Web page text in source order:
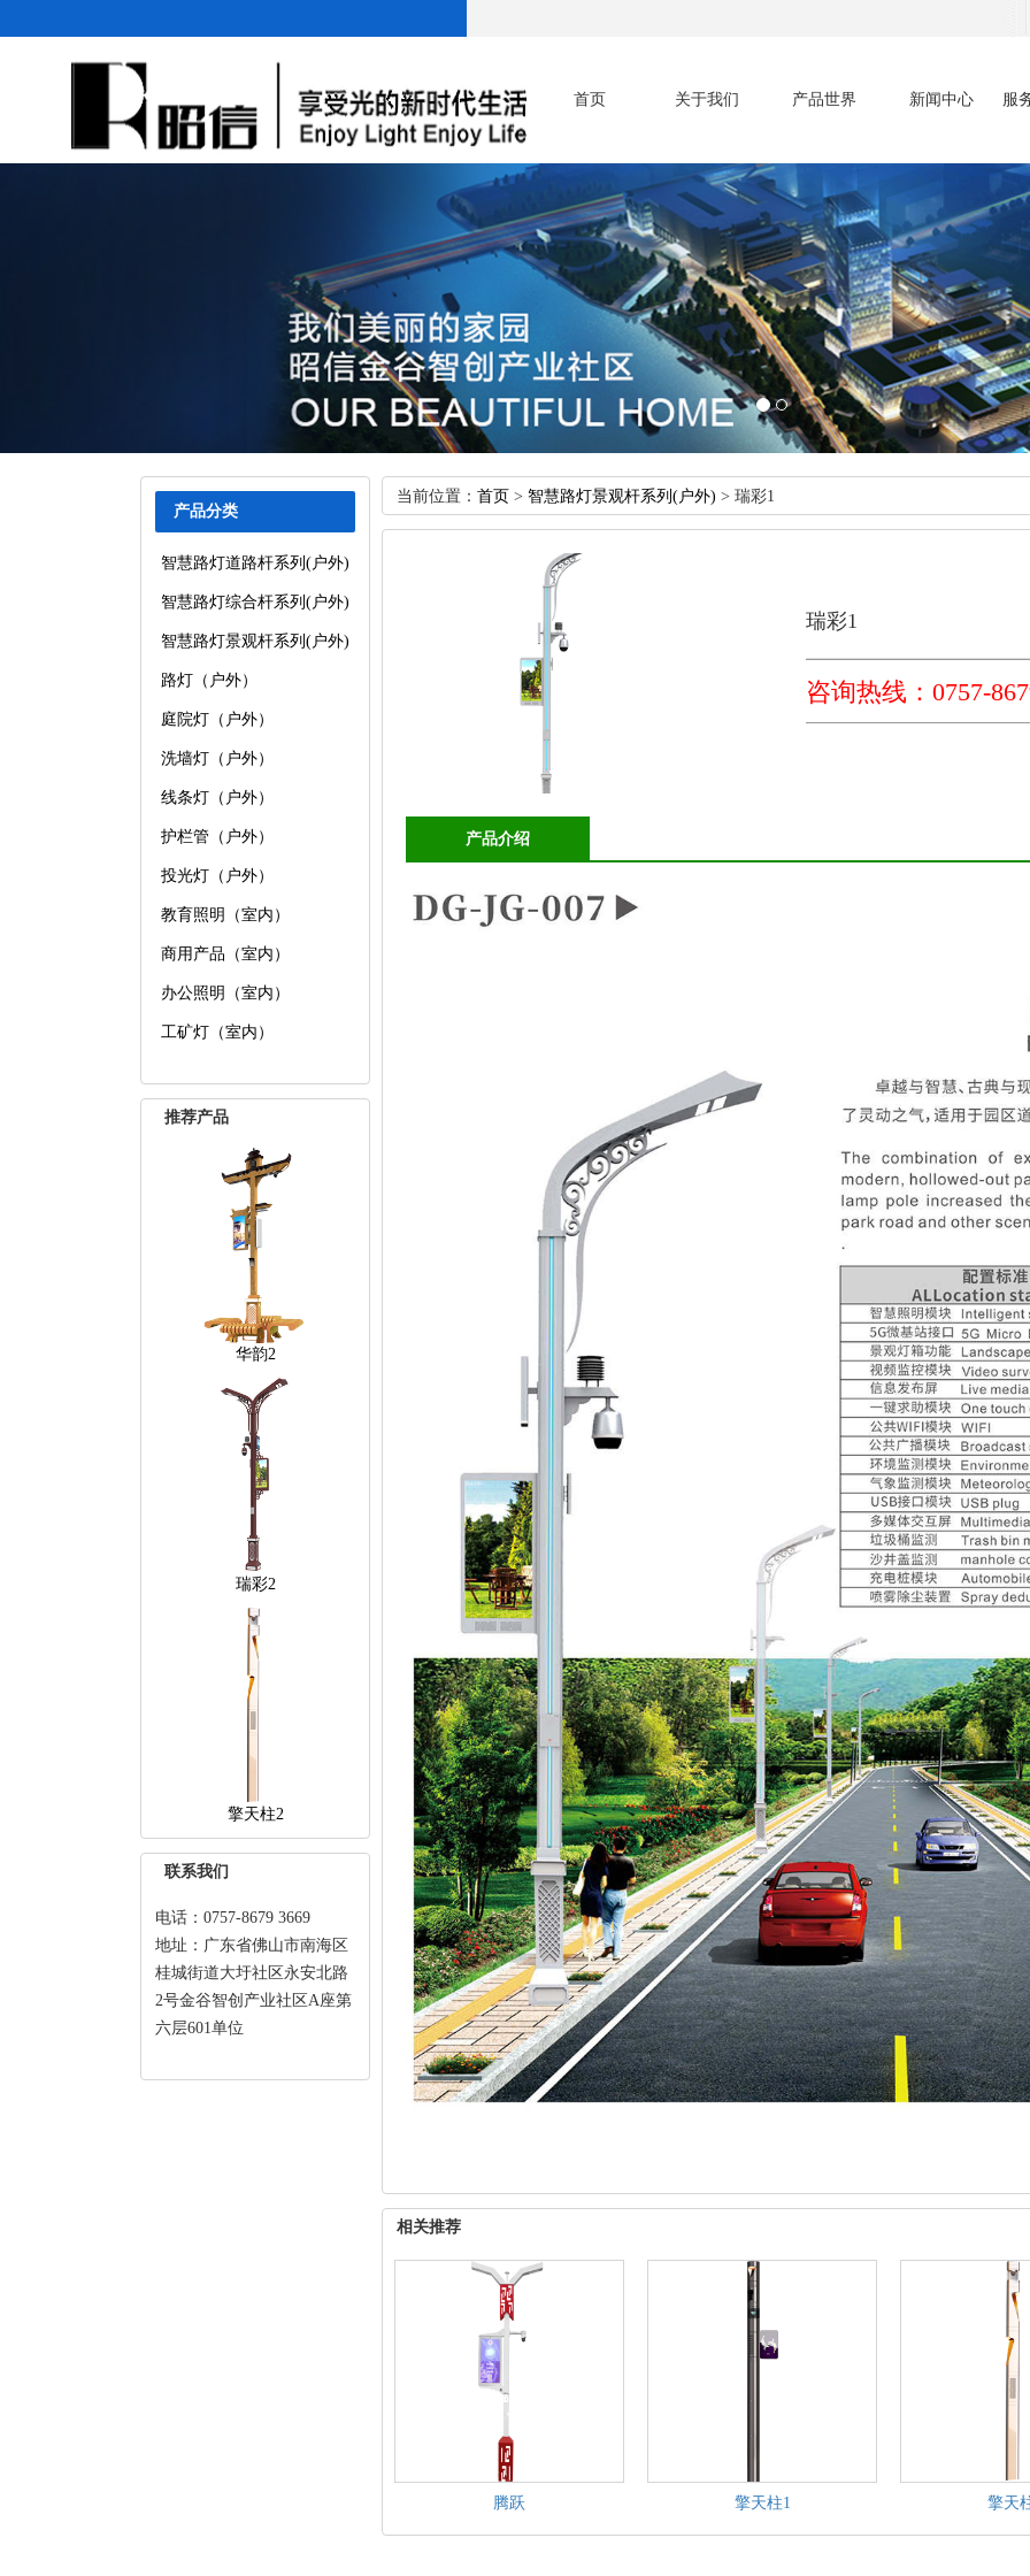
首页 关于我们 产品世界 新闻中心 服
产品分类
智慧路灯道路杆系列(户外)
智慧路灯综合杆系列(户外)
智慧路灯景观杆系列(户外)
路灯（户外）
庭院灯（户外）
洗墙灯（户外）
线条灯（户外）
护栏管（户外）
投光灯（户外）
教育照明（室内）
商用产品（室内）
办公照明（室内）
工矿灯（室内）
推荐产品
华韵2
瑞彩2
擎天柱2
联系我们
电话：0757-8679 3669
地址：广东省佛山市南海区
桂城街道大圩社区永安北路
2号金谷智创产业社区A座第
六层601单位
当前位置： 首页 > 智慧路灯景观杆系列(户外) > 瑞彩1
瑞彩1
咨询热线：0757-
产品介绍
相关推荐
腾跃 擎天柱1 擎天